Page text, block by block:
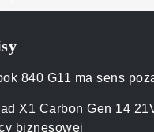
840 G11 ma sens
X1 Carbon Gen 14
biznesowej